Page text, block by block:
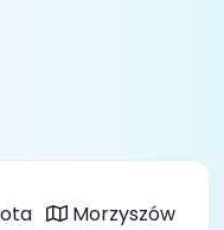
Morzyszów